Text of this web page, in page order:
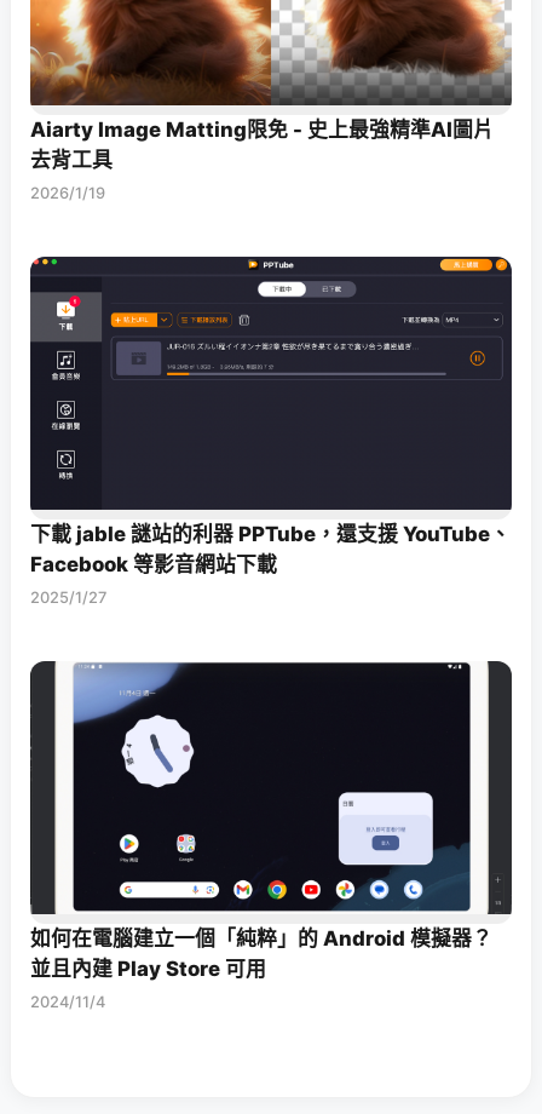
Aiarty Image Matting限免 - 史上最強精準AI圖片
去背工具
2026/1/19
下載 jable 謎站的利器 PPTube，還支援 YouTube、
Facebook 等影音網站下載
2025/1/27
如何在電腦建立一個「純粹」的 Android 模擬器？
並且內建 Play Store 可用
2024/11/4